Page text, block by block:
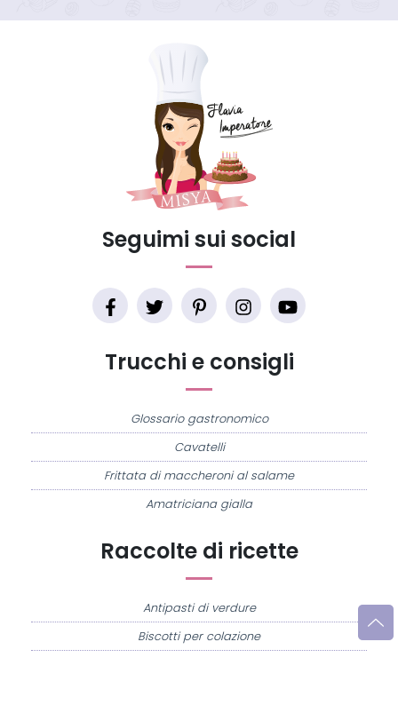
Raccolte di ricette
Antipasti di verdure
Biscotti per colazione
Trucchi e consigli
Glossario gastronomico
Cavatelli
Frittata di maccheroni al salame
Amatriciana gialla
Seguimi sui social